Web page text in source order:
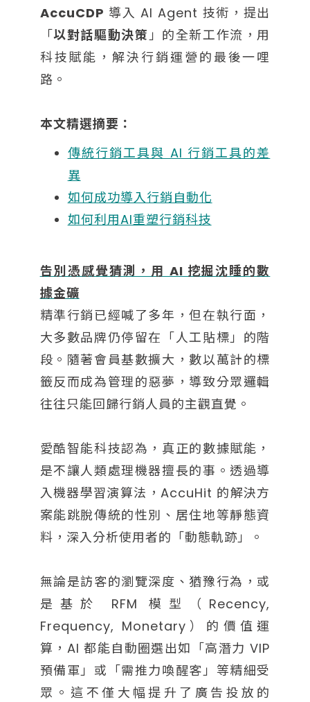
AccuCDP 導入 AI Agent 技術，提出
「以對話驅動決策」的全新工作流，用
科技賦能，解決行銷運營的最後一哩
路。
本文精選摘要：
傳統行銷工具與 AI 行銷工具的差
異
如何成功導入行銷自動化
如何利用AI重塑行銷科技
告別憑感覺猜測，用 AI 挖掘沈睡的數
據金礦
精準行銷已經喊了多年，但在執行面，
大多數品牌仍停留在「人工貼標」的階
段。隨著會員基數擴大，數以萬計的標
籤反而成為管理的惡夢，導致分眾邏輯
往往只能回歸行銷人員的主觀直覺。
愛酷智能科技認為，真正的數據賦能，
是不讓人類處理機器擅長的事。透過導
入機器學習演算法，AccuHit 的解決方
案能跳脫傳統的性別、居住地等靜態資
料，深入分析使用者的「動態軌跡」。
無論是訪客的瀏覽深度、猶豫行為，或
是基於 RFM 模型（Recency,
Frequency, Monetary）的價值運
算，AI 都能自動圈選出如「高潛力 VIP
預備軍」或「需推力喚醒客」等精細受
眾。這不僅大幅提升了廣告投放的